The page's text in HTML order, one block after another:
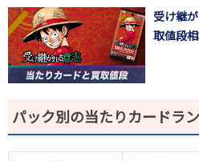
受け継
取値段
パック別の当たりカードラ